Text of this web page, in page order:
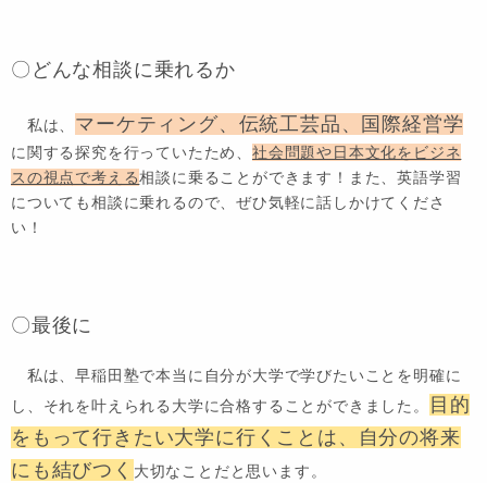
〇どんな相談に乗れるか
私は、 マーケティング、伝統工芸品、国際経営学
に関する探究を行っていたため、社会問題や日本文化をビジネ
スの視点で考える相談に乗ることができます！また、英語学習
についても相談に乗れるので、ぜひ気軽に話しかけてくださ
い！
〇最後に
私は、早稲田塾で本当に自分が大学で学びたいことを明確に
し、それを叶えられる大学に合格することができました。
目的
をもって行きたい大学に行くことは、自分の将来
にも結びつく 大切なことだと思います。